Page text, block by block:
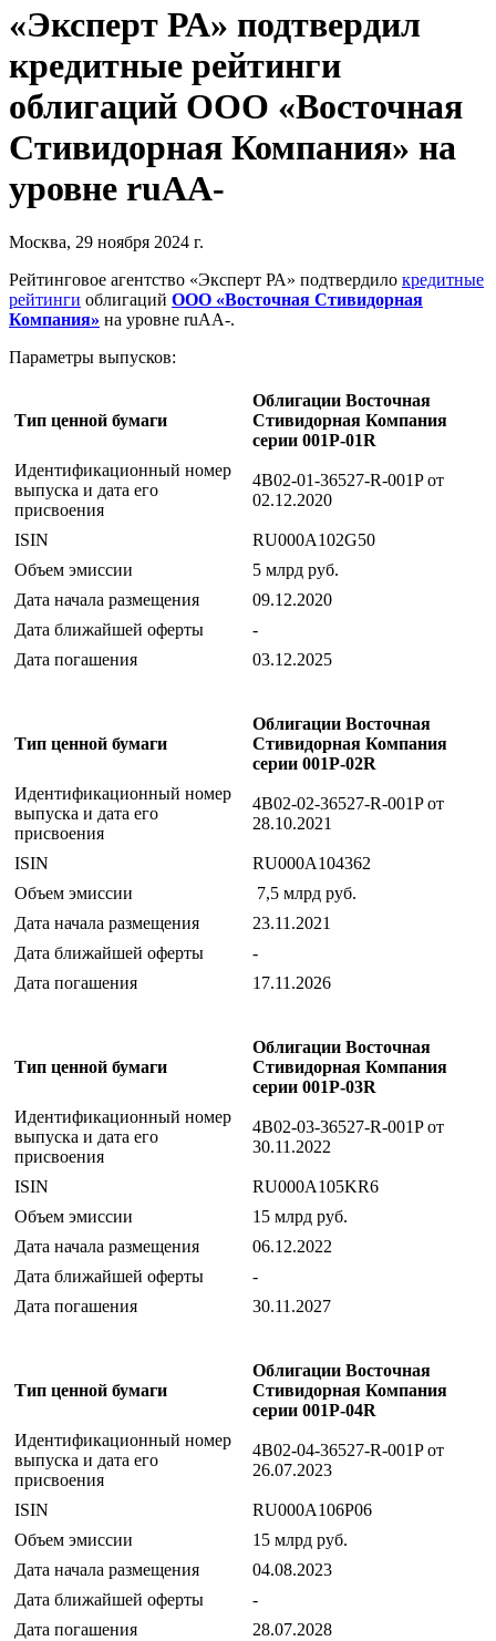
«Эксперт РА» подтвердил
кредитные рейтинги
облигаций ООО «Восточная
Стивидорная Компания» на
уровне ruAA-
Москва, 29 ноября 2024 г.
Рейтинговое агентство «Эксперт РА» подтвердило кредитные
рейтинги облигаций ООО «Восточная Стивидорная
Компания» на уровне ruAA-.
Параметры выпусков:
Тип ценной бумаги
Облигации Восточная
Стивидорная Компания
серии 001Р-01R
Идентификационный номер
выпуска и дата его
присвоения
4B02-01-36527-R-001P от
02.12.2020
ISIN
RU000A102G50
Объем эмиссии
5 млрд руб.
Дата начала размещения
09.12.2020
Дата ближайшей оферты
-
Дата погашения
03.12.2025
Тип ценной бумаги
Облигации Восточная
Стивидорная Компания
серии 001Р-02R
Идентификационный номер
выпуска и дата его
присвоения
4B02-02-36527-R-001P от
28.10.2021
ISIN
RU000A104362
Объем эмиссии
7,5 млрд руб.
Дата начала размещения
23.11.2021
Дата ближайшей оферты
-
Дата погашения
17.11.2026
Тип ценной бумаги
Облигации Восточная
Стивидорная Компания
серии 001Р-03R
Идентификационный номер
выпуска и дата его
присвоения
4B02-03-36527-R-001P от
30.11.2022
ISIN
RU000A105KR6
Объем эмиссии
15 млрд руб.
Дата начала размещения
06.12.2022
Дата ближайшей оферты
-
Дата погашения
30.11.2027
Тип ценной бумаги
Облигации Восточная
Стивидорная Компания
серии 001Р-04R
Идентификационный номер
выпуска и дата его
присвоения
4B02-04-36527-R-001P от
26.07.2023
ISIN
RU000A106P06
Объем эмиссии
15 млрд руб.
Дата начала размещения
04.08.2023
Дата ближайшей оферты
-
Дата погашения
28.07.2028